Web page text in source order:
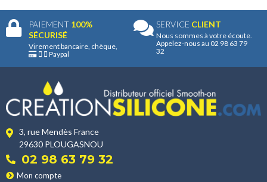
PAIEMENT 100%
SÉCURISÉ
Virement bancaire, chèque,
Paypal
SERVICE CLIENT
Nous sommes à votre écoute.
Appelez-nous au 02 98 63 79
32
3, rue Mendès France
29630 PLOUGASNOU
02 98 63 79 32
Mon compte